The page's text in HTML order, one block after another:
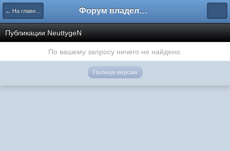
← На главную Форум владельцев интернет-магазинов
Публикации NeuttygeN
По вашему запросу ничего не найдено.
Полная версия